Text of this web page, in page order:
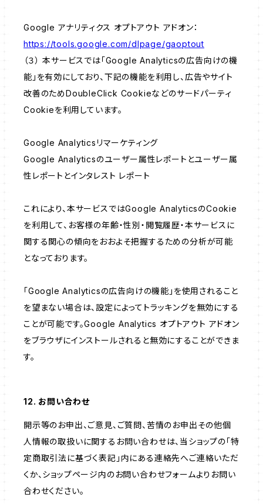
Google アナリティクス オプトアウト アドオン：
https://tools.google.com/dlpage/gaoptout
（３） 本サービスでは「Google Analyticsの広告向けの機
能」を有効にしており、下記の機能を利用し、広告やサイト
改善のためDoubleClick Cookieなどのサードパーティ
Cookieを利用しています。
Google Analyticsリマーケティング
Google Analyticsのユーザー属性レポートとユーザー属
性レポートとインタレスト レポート
これにより、本サービスではGoogle AnalyticsのCookie
を利用して、お客様の年齢・性別・閲覧履歴・本サービスに
関する関心の傾向をおおよそ把握するための分析が可能
となっております。
「Google Analyticsの広告向けの機能」を使用されること
を望まない場合は、設定によってトラッキングを無効にする
ことが可能です。Google Analytics オプトアウト アドオン
をブラウザにインストールされると無効にすることができま
す。
12. お問い合わせ
開示等のお申出、ご意見、ご質問、苦情のお申出その他個
人情報の取扱いに関するお問い合わせは、当ショップの「特
定商取引法に基づく表記」内にある連絡先へご連絡いただ
くか、ショップページ内のお問い合わせフォームよりお問い
合わせください。